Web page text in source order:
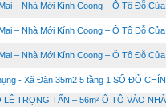
– Nhà Mới Kính Coong – Ô Tô Đỗ Cửa
– Nhà Mới Kính Coong – Ô Tô Đỗ Cửa
– Nhà Mới Kính Coong – Ô Tô Đỗ Cửa
- Xã Đàn 35m2 5 tầng 1 SỔ ĐỎ
TRỌNG TẤN – 56m² Ô TÔ VÀO